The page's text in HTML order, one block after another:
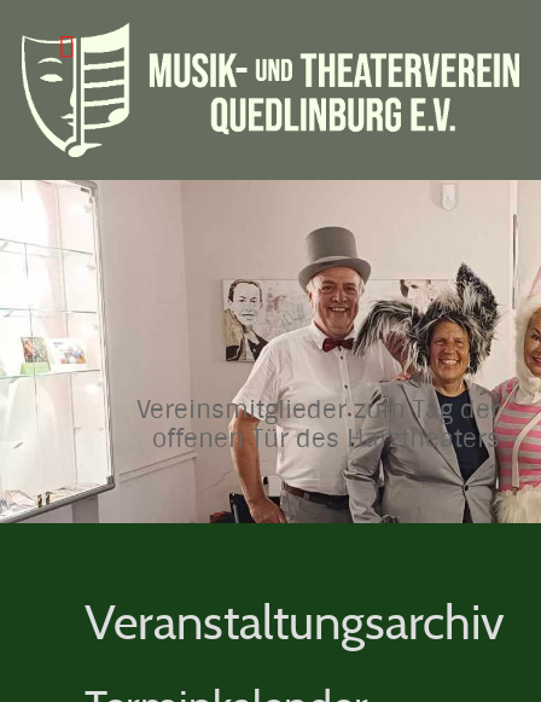
Vereinsmitglieder zum Tag der
offenen Tür des Harztheaters
Veranstaltungsarchiv